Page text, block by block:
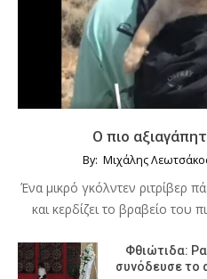
Ο πιο
By: Μιχάλης
Ένα μικρό γκόλντεν ριτρίβερ
και κερδίζει το βραβείο του
Φθιώτιδα:
συνόδευσε το